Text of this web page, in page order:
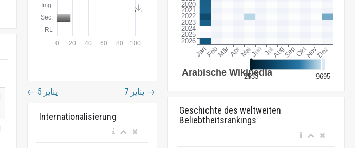
← 5 يناير →
Internationalisierung
Geschichte des weltweiten
Beliebtheitsrankings